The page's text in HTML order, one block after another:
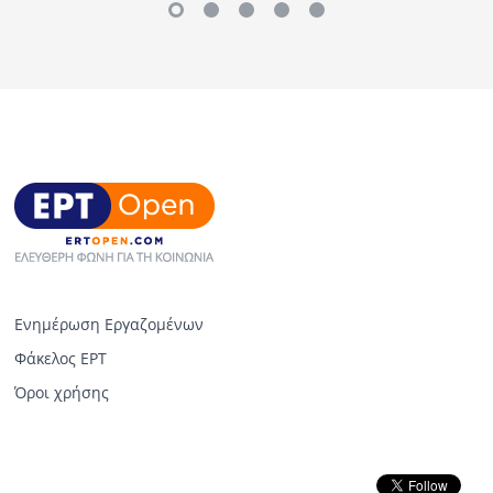
Ενημέρωση Εργαζομένων
Φάκελος ΕΡΤ
Όροι χρήσης